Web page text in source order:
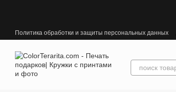
Политика обработки и защиты персональных данных